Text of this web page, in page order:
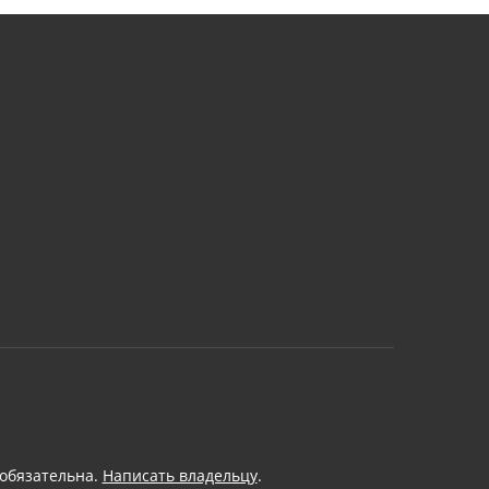
Написать владельцу.